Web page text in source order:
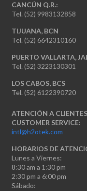
CANCÚN Q.R.:
Tel. (52) 9983132858
TIJUANA, BCN
Tel. (52) 6642310160
PUERTO VALLARTA,
Tel. (52) 3223130301
LOS CABOS, BCS
Tel. (52) 6122390720
ATENCIÓN A
CUSTOMER SERVICE:
intl@h2otek.com
HORARIOS DE
Lunes a Viernes:
8:30 am a 1:30 pm
2:30 pm a 6:00 pm
Sábado: